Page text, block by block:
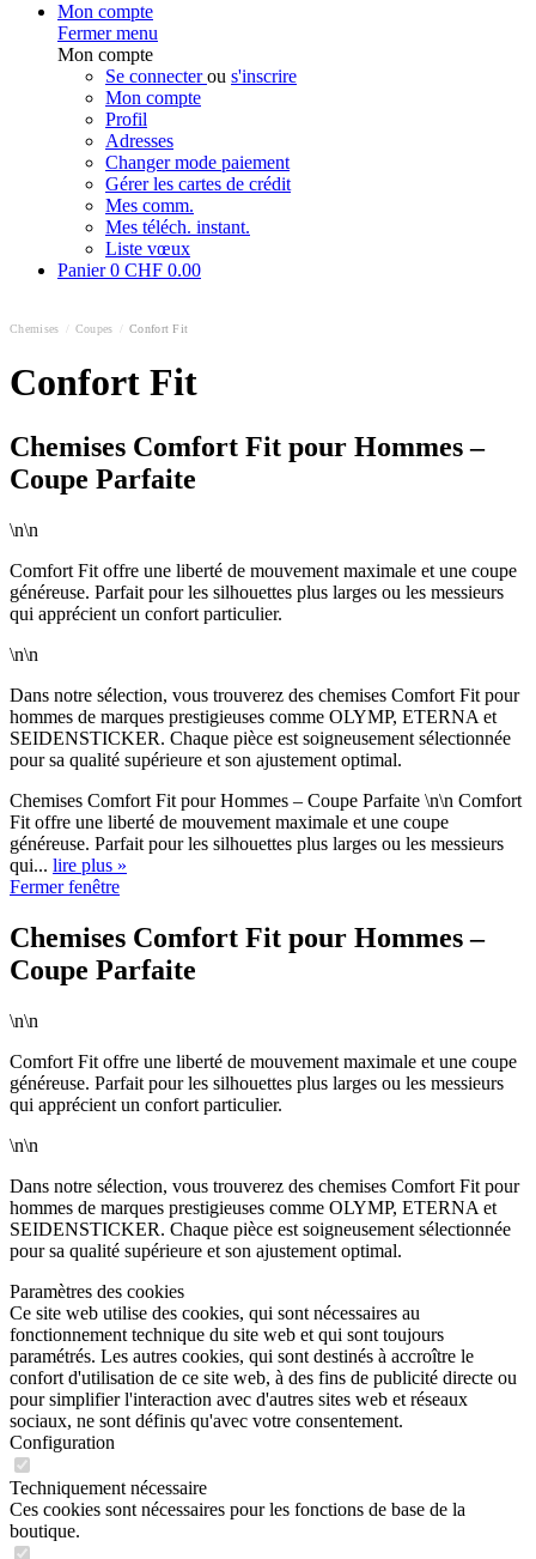
Mon compte
Fermer menu
Mon compte
Se connecterou s'inscrire
Mon compte
Profil
Adresses
Changer mode paiement
Gérer les cartes de crédit
Mes comm.
Mes téléch. instant.
Liste vœux
Panier0 CHF 0.00
Chemises Coupes Confort Fit
Confort Fit
Chemises Comfort Fit pour Hommes –
Coupe Parfaite
\n\n
Comfort Fit offre une liberté de mouvement maximale et une coupe
généreuse. Parfait pour les silhouettes plus larges ou les messieurs
qui apprécient un confort particulier.
\n\n
Dans notre sélection, vous trouverez des chemises Comfort Fit pour
hommes de marques prestigieuses comme OLYMP, ETERNA et
SEIDENSTICKER. Chaque pièce est soigneusement sélectionnée
pour sa qualité supérieure et son ajustement optimal.
Chemises Comfort Fit pour Hommes – Coupe Parfaite \n\n Comfort
Fit offre une liberté de mouvement maximale et une coupe
généreuse. Parfait pour les silhouettes plus larges ou les messieurs
qui... lire plus »
Fermer fenêtre
Chemises Comfort Fit pour Hommes –
Coupe Parfaite
\n\n
Comfort Fit offre une liberté de mouvement maximale et une coupe
généreuse. Parfait pour les silhouettes plus larges ou les messieurs
qui apprécient un confort particulier.
\n\n
Dans notre sélection, vous trouverez des chemises Comfort Fit pour
hommes de marques prestigieuses comme OLYMP, ETERNA et
SEIDENSTICKER. Chaque pièce est soigneusement sélectionnée
pour sa qualité supérieure et son ajustement optimal.
Paramètres des cookies
Ce site web utilise des cookies, qui sont nécessaires au
fonctionnement technique du site web et qui sont toujours
paramétrés. Les autres cookies, qui sont destinés à accroître le
confort d'utilisation de ce site web, à des fins de publicité directe ou
pour simplifier l'interaction avec d'autres sites web et réseaux
sociaux, ne sont définis qu'avec votre consentement.
Configuration
Techniquement nécessaire
Ces cookies sont nécessaires pour les fonctions de base de la
boutique.